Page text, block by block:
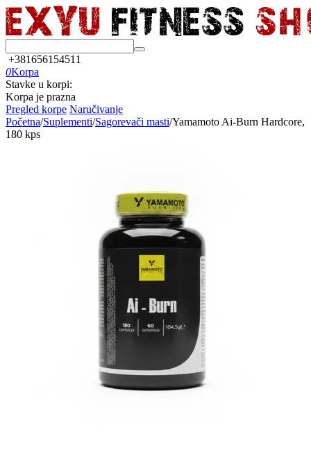
+381656154511
0Korpa
Stavke u korpi:
Korpa je prazna
Pregled korpe Naručivanje
Početna/Suplementi/Sagorevači masti/Yamamoto Ai-Burn Hardcore,
180 kps